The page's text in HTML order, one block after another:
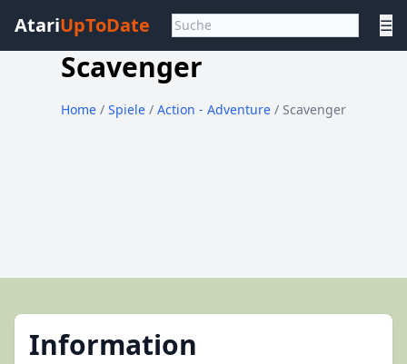
AtariUpToDate ☰
Scavenger
Home / Spiele / Action - Adventure / Scavenger
Information